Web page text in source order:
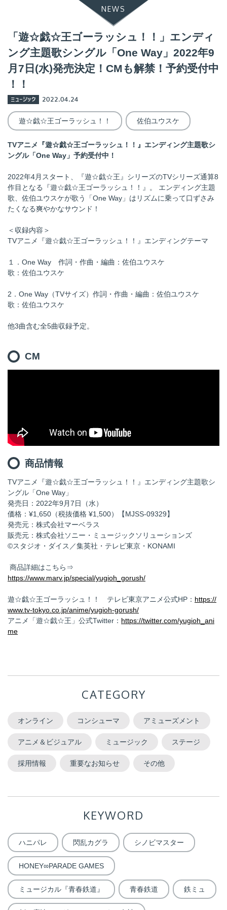
NEWS
「遊☆戯☆王ゴーラッシュ！！」エンディ
ング主題歌シングル「One Way」2022年9
月7日(水)発売決定！CMも解禁！予約受付中
！！
ミュージック 2022.04.24
遊☆戯☆王ゴーラッシュ！！ 佐伯ユウスケ
TVアニメ『遊☆戯☆王ゴーラッシュ！！』エンディング主題歌シ
ングル「One Way」予約受付中！
2022年4月スタート、『遊☆戯☆王』シリーズのTVシリーズ通算8
作目となる『遊☆戯☆王ゴーラッシュ！！』。 エンディング主題
歌、佐伯ユウスケが歌う「One Way」はリズムに乗って口ずさみ
たくなる爽やかなサウンド！
＜収録内容＞
TVアニメ『遊☆戯☆王ゴーラッシュ！！』エンディングテーマ
１．One Way 作詞・作曲・編曲：佐伯ユウスケ
歌：佐伯ユウスケ
2．One Way（TVサイズ）作詞・作曲・編曲：佐伯ユウスケ
歌：佐伯ユウスケ
他3曲含む全5曲収録予定。
CM
商品情報
TVアニメ『遊☆戯☆王ゴーラッシュ！！』エンディング主題歌シ
ングル「One Way」
発売日：2022年9月7日（水）
価格：¥1,650（税抜価格 ¥1,500）【MJSS-09329】
発売元：株式会社マーベラス
販売元：株式会社ソニー・ミュージックソリューションズ
©スタジオ・ダイス／集英社・テレビ東京・KONAMI
商品詳細はこちら⇒
https://www.marv.jp/special/yugioh_gorush/
遊☆戯☆王ゴーラッシュ！！ テレビ東京アニメ公式HP： https://
www.tv-tokyo.co.jp/anime/yugioh-gorush/
アニメ「遊☆戯☆王」公式Twitter： https://twitter.com/yugioh_ani
me
CATEGORY
オンライン コンシューマ アミューズメント
アニメ＆ビジュアル ミュージック ステージ
採用情報 重要なお知らせ その他
KEYWORD
ハニパレ 閃乱カグラ シノビマスター
HONEY∞PARADE GAMES
ミュージカル『青春鉄道』 青春鉄道 鉄ミュ